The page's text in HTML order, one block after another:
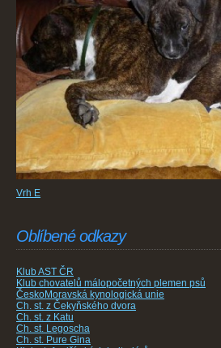
Vrh E
Oblíbené odkazy
Klub AST ČR
Klub chovatelů málopočetných plemen psů
ČeskoMoravská kynologická unie
Ch. st. z Čekyňského dvora
Ch. st. z Katu
Ch. st. Legoscha
Ch. st. Pure Gina